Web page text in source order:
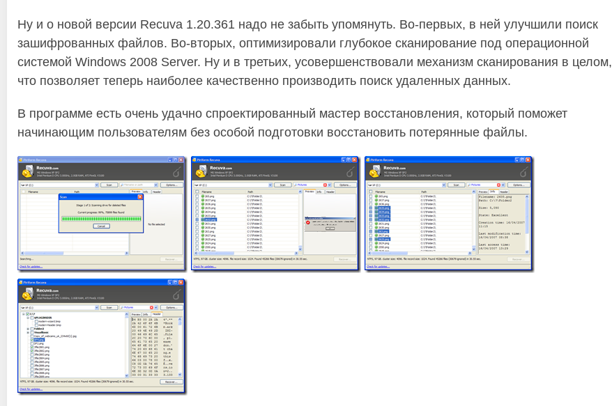
Ну и о новой версии Recuva 1.20.361 надо не забыть упомянуть. Во-первых, в ней улучшили поиск
зашифрованных файлов. Во-вторых, оптимизировали глубокое сканирование под операционной
системой Windows 2008 Server. Ну и в третьих, усовершенствовали механизм сканирования в целом,
что позволяет теперь наиболее качественно производить поиск удаленных данных.
В программе есть очень удачно спроектированный мастер восстановления, который поможет
начинающим пользователям без особой подготовки восстановить потерянные файлы.